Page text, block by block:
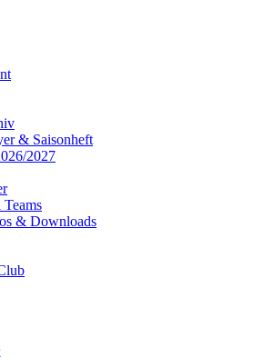
& Saisonheft
2027
& Downloads